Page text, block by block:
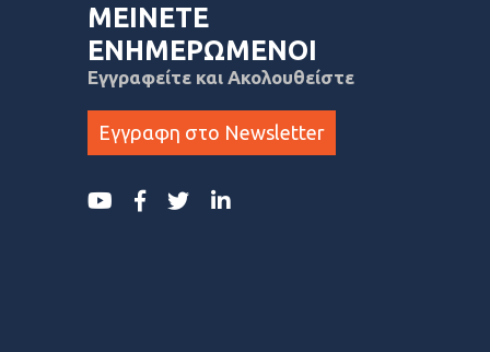
ΜΕΙΝΕΤΕ
ΕΝΗΜΕΡΩΜΕΝΟΙ
Εγγραφείτε και Ακολουθείστε
Εγγραφη στο Newsletter